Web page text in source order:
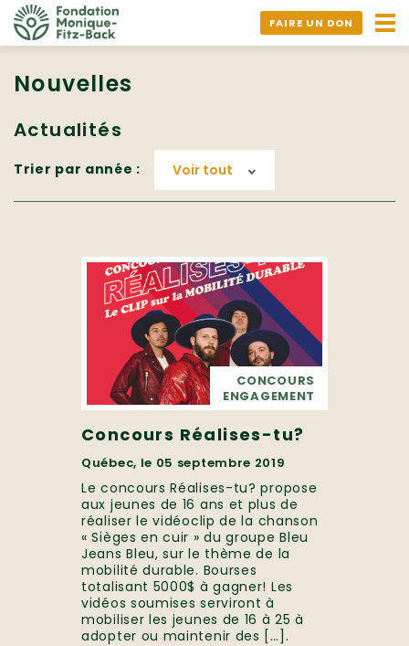
FAIRE UN DON
Nouvelles
Actualités
Trier par année :
CONCOURS
ENGAGEMENT
Concours Réalises-tu?
Québec, le 05 septembre 2019
Le concours Réalises-tu? propose
aux jeunes de 16 ans et plus de
réaliser le vidéoclip de la chanson
« Sièges en cuir » du groupe Bleu
Jeans Bleu, sur le thème de la
mobilité durable. Bourses
totalisant 5000$ à gagner! Les
vidéos soumises serviront à
mobiliser les jeunes de 16 à 25 à
adopter ou maintenir des […].